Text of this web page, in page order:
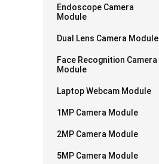
Endoscope Camera
Module
Dual Lens Camera Module
Face Recognition Camera
Module
Laptop Webcam Module
1MP Camera Module
2MP Camera Module
5MP Camera Module